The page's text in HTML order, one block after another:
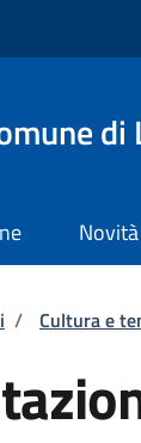
Novità
di
/ Cultura e